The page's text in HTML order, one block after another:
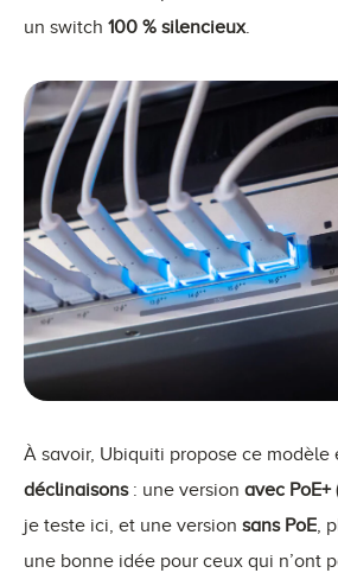
un switch 100 % silencieux.
À savoir, Ubiquiti propose ce modèle
déclinaisons: une version avec PoE+
je teste ici, et une version sans PoE,
une bonne idée pour ceux qui n’ont